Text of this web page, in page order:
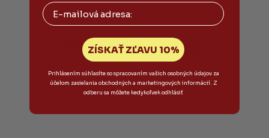
Podobné produkty
Email
ZÍSKAŤ ZĽAVU 10%
Prihlásením súhlasíte so spracovaním vašich osobných údajov za
účelom zasielania obchodných a marketingových informácií. Z
odberu sa môžete kedykoľvek odhlásiť